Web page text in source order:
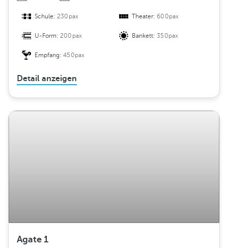
Schule:230pax Theater:600pax
U-Form:200pax Bankett:350pax
Empfang:450pax
Detail anzeigen
Agate 1